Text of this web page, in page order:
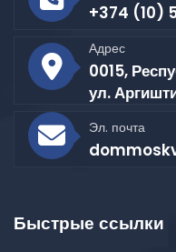
+374 (10)
Адрес
0015,
ул.
Эл. почта
Быстрые ссылки